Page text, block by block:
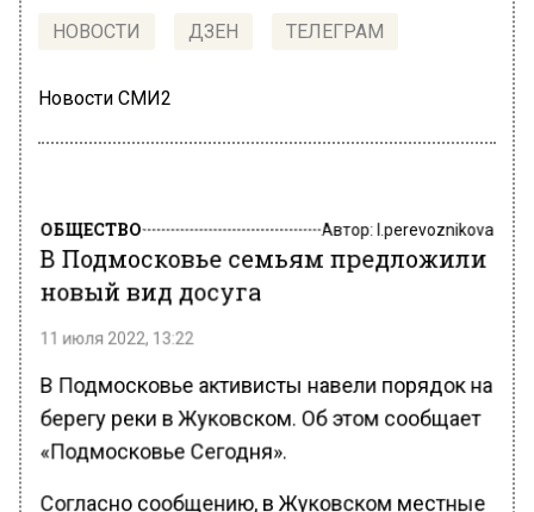
НОВОСТИ ДЗЕН ТЕЛЕГРАМ
Новости СМИ2
ОБЩЕСТВО Автор:l.perevoznikova
В Подмосковье семьям предложили
новый вид досуга
11 июля 2022, 13:22
В Подмосковье активисты навели порядок на
берегу реки в Жуковском. Об этом сообщает
«Подмосковье Сегодня».
Согласно сообщению, в Жуковском местные